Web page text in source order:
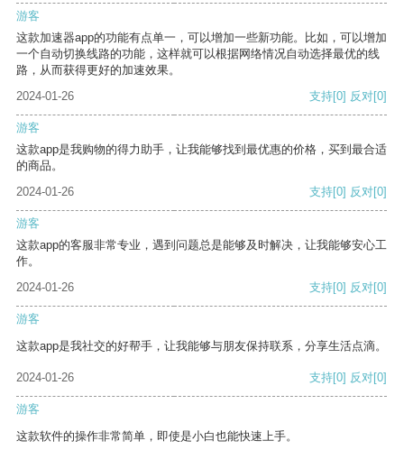
游客
这款加速器app的功能有点单一，可以增加一些新功能。比如，可以增加
一个自动切换线路的功能，这样就可以根据网络情况自动选择最优的线
路，从而获得更好的加速效果。
2024-01-26
支持[0] 反对[0]
游客
这款app是我购物的得力助手，让我能够找到最优惠的价格，买到最合适
的商品。
2024-01-26
支持[0] 反对[0]
游客
这款app的客服非常专业，遇到问题总是能够及时解决，让我能够安心工
作。
2024-01-26
支持[0] 反对[0]
游客
这款app是我社交的好帮手，让我能够与朋友保持联系，分享生活点滴。
2024-01-26 支持[0] 反对[0]
游客
这款软件的操作非常简单，即使是小白也能快速上手。